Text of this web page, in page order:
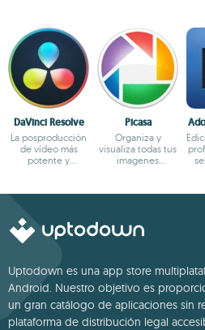
DaVinci Resolve
La posproducción
de vídeo más
potente y
Picasa
Organiza y
visualiza todas tus
imagenes
Uptodown es una app store
Android. Nuestro objetivo es
un gran catálogo de aplicaciones sin
plataforma de distribución legal